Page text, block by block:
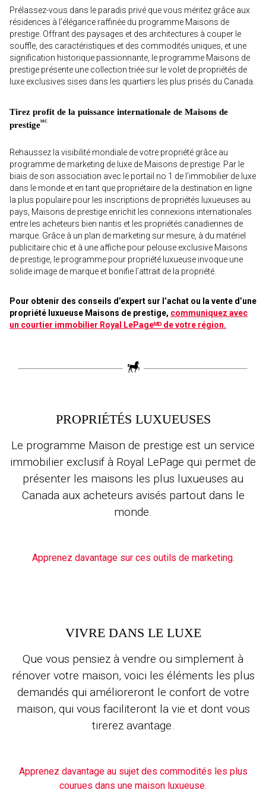
Prélassez-vous dans le paradis privé que vous méritez grâce aux
résidences à l’élégance raffinée du programme Maisons de
prestige. Offrant des paysages et des architectures à couper le
souffle, des caractéristiques et des commodités uniques, et une
signification historique passionnante, le programme Maisons de
prestige présente une collection triée sur le volet de propriétés de
luxe exclusives sises dans les quartiers les plus prisés du Canada.
Tirez profit de la puissance internationale de Maisons de
prestigeMC
Rehaussez la visibilité mondiale de votre propriété grâce au
programme de marketing de luxe de Maisons de prestige. Par le
biais de son association avec le portail no 1 de l’immobilier de luxe
dans le monde et en tant que propriétaire de la destination en ligne
la plus populaire pour les inscriptions de propriétés luxueuses au
pays, Maisons de prestige enrichit les connexions internationales
entre les acheteurs bien nantis et les propriétés canadiennes de
marque. Grâce à un plan de marketing sur mesure, à du matériel
publicitaire chic et à une affiche pour pelouse exclusive Maisons
de prestige, le programme pour propriété luxueuse invoque une
solide image de marque et bonifie l’attrait de la propriété.
Pour obtenir des conseils d’expert sur l’achat ou la vente d’une
propriété luxueuse Maisons de prestige, communiquez avec
un courtier immobilier Royal LePageᴹᴰ de votre région.
PROPRIÉTÉS LUXUEUSES
Le programme Maison de prestige est un service
immobilier exclusif à Royal LePage qui permet de
présenter les maisons les plus luxueuses au
Canada aux acheteurs avisés partout dans le
monde.
Apprenez davantage sur ces outils de marketing.
VIVRE DANS LE LUXE
Que vous pensiez à vendre ou simplement à
rénover votre maison, voici les éléments les plus
demandés qui amélioreront le confort de votre
maison, qui vous faciliteront la vie et dont vous
tirerez avantage.
Apprenez davantage au sujet des commodités les plus
courues dans une maison luxueuse.